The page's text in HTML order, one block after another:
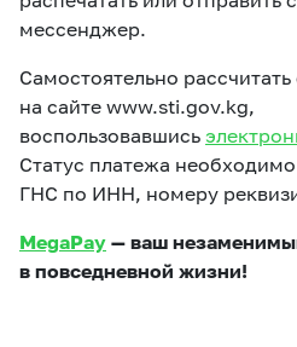
мессенджер.
Самостоятельно
на сайте www.sti.gov.kg,
воспользовавшись
Статус платежа
ГНС по ИНН, номеру
MegaPay — ваш
в повседневной жизни!